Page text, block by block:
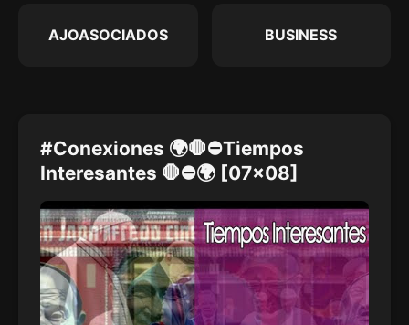
AJOASOCIADOS BUSINESS
#Conexiones 🌍🛑⛔Tiempos
Interesantes 🛑⛔🌍 [07x08]